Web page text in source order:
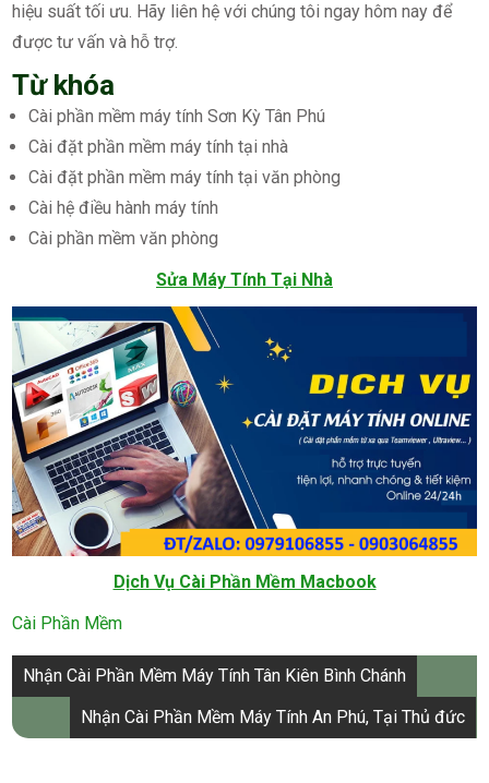
hiệu suất tối ưu. Hãy liên hệ với chúng tôi ngay hôm nay để
được tư vấn và hỗ trợ.
Từ khóa
Cài phần mềm máy tính Sơn Kỳ Tân Phú
Cài đặt phần mềm máy tính tại nhà
Cài đặt phần mềm máy tính tại văn phòng
Cài hệ điều hành máy tính
Cài phần mềm văn phòng
Sửa Máy Tính Tại Nhà
Dịch Vụ Cài Phần Mềm Macbook
Cài Phần Mềm
Điều
hướng
bài
Nhận Cài Phần Mềm Máy Tính Tân Kiên Bình Chánh
Nhận Cài Phần Mềm Máy Tính An Phú, Tại Thủ đức